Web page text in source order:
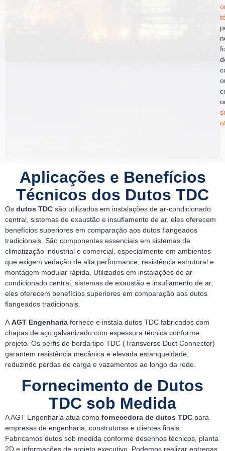
Aplicações e Benefícios
Técnicos dos Dutos TDC
Os dutos TDC são utilizados em instalações de ar-condicionado
central, sistemas de exaustão e insuflamento de ar, eles oferecem
benefícios superiores em comparação aos dutos flangeados
tradicionais. São componentes essenciais em sistemas de
climatização industrial e comercial, especialmente em ambientes
que exigem vedação de alta performance, resistência estrutural e
montagem modular rápida. Utilizados em instalações de ar-
condicionado central, sistemas de exaustão e insuflamento de ar,
eles oferecem benefícios superiores em comparação aos dutos
flangeados tradicionais.
A AGT Engenharia fornece e instala dutos TDC fabricados com
chapas de aço galvanizado com espessura técnica conforme
projeto. Os perfis de borda tipo TDC (Transverse Duct Connector)
garantem resistência mecânica e elevada estanqueidade,
reduzindo perdas de carga e vazamentos ao longo da rede.
Fornecimento de Dutos
TDC sob Medida
A AGT Engenharia atua como fornecedora de dutos TDC para
empresas de engenharia, construtoras e clientes finais.
Fabricamos dutos sob medida conforme desenhos técnicos, planta
2D e informações de projeto executivo. Podemos realizar entregas